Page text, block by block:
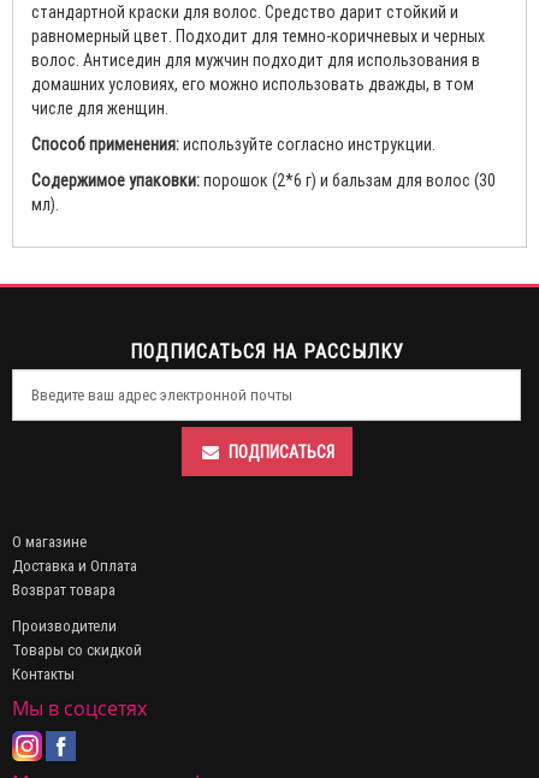
стандартной краски для волос. Средство дарит стойкий и
равномерный цвет. Подходит для темно-коричневых и черных
волос. Антиседин для мужчин подходит для использования в
домашних условиях, его можно использовать дважды, в том
числе для женщин.
Способ применения:используйте согласно инструкции.
Содержимое упаковки:порошок (2*6 г) и бальзам для волос (30
мл).
ПОДПИСАТЬСЯ НА РАССЫЛКУ
ПОДПИСАТЬСЯ
О магазине
Доставка и Оплата
Возврат товара
Производители
Товары со скидкой
Контакты
Мы в соцсетях